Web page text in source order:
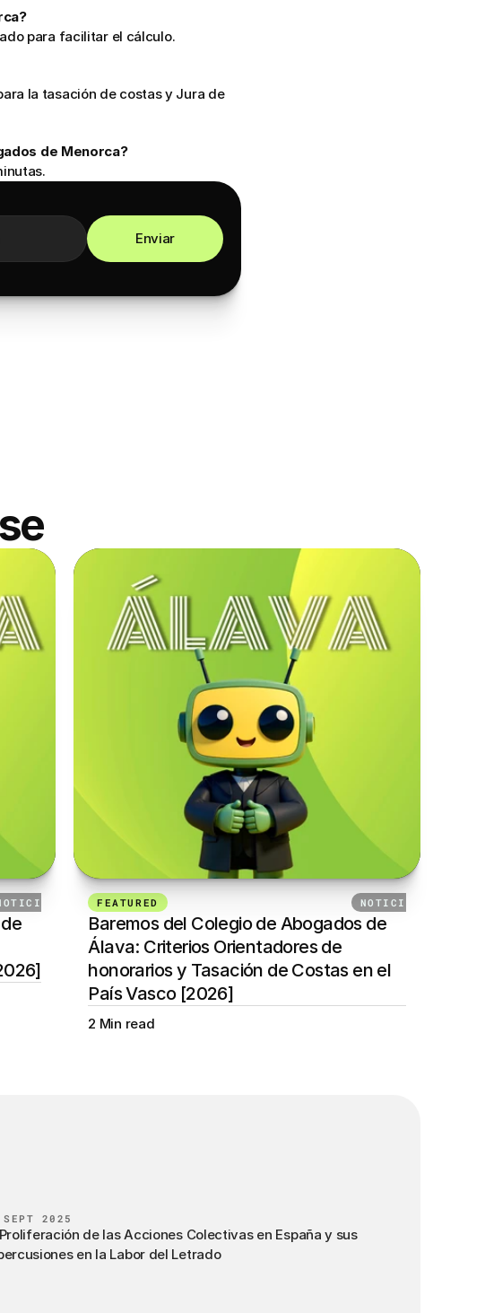
para facilitar el cálculo.
la tasación de costas y Jura de
de Menorca?
Enviar
FEATURED 24 DE SEPTIEMBRE DE 2025 NOTICIAS
Baremos del Colegio de Abogados de
Álava: Criterios Orientadores de
honorarios y Tasación de Costas en el
País Vasco [2026]
2 Min read
2025
de las Acciones Colectivas en España y sus
en la Labor del Letrado